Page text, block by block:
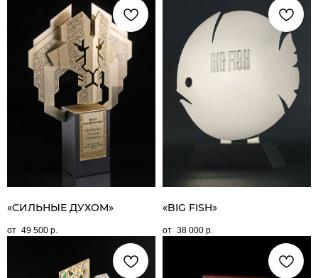
«СИЛЬНЫЕ ДУХОМ»
49 500 р.
«BIG FISH»
38 000 р.